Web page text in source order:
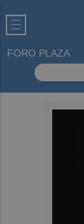
FORO PLAZA